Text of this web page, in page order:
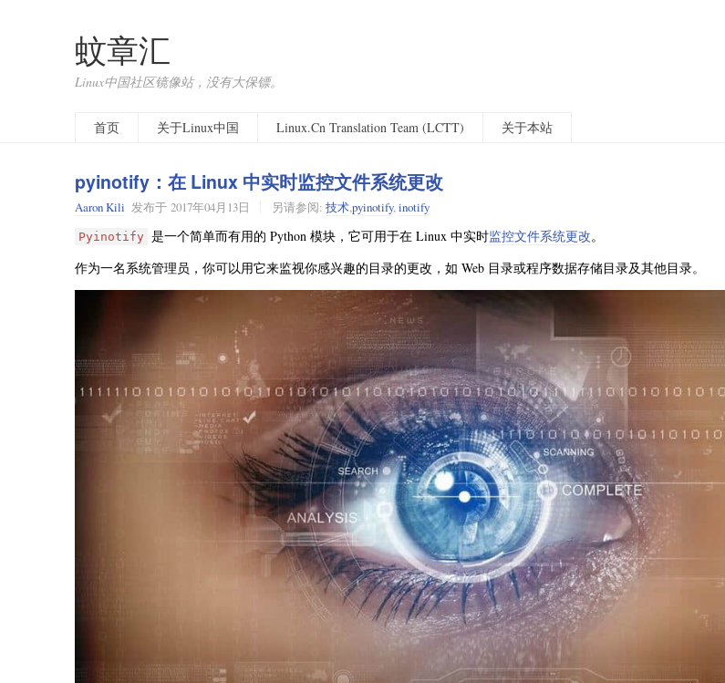
蚊章汇
Linux中国社区镜像站，没有大保镖。
首页
关于Linux中国 Linux.Cn Translation Team (LCTT) 关于本站
pyinotify：在 Linux 中实时监控文件系统更改
Aaron Kili 发布于 2017年04月13日 另请参阅: 技术,pyinotify,inotify
Pyinotify 是一个简单而有用的 Python 模块，它可用于在 Linux 中实时监控文件系统更改。
作为一名系统管理员，你可以用它来监视你感兴趣的目录的更改，如 Web 目录或程序数据存储目录及其他目录。